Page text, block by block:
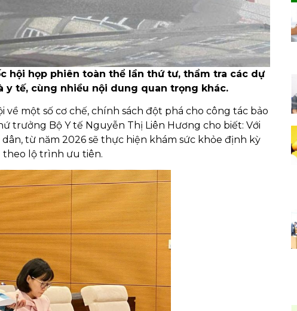
hội họp phiên toàn thể lần thứ tư, thẩm tra các dự
y tế, cùng nhiều nội dung quan trọng khác.
một số cơ chế, chính sách đột phá cho công tác bảo
trưởng Bộ Y tế Nguyễn Thị Liên Hương cho biết: Với
từ năm 2026 sẽ thực hiện khám sức khỏe định kỳ
theo lộ trình ưu tiên.